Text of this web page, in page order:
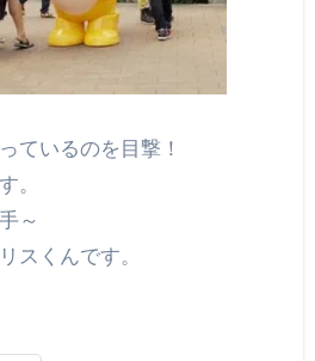
ているのを目撃！
。
～
スくんです。